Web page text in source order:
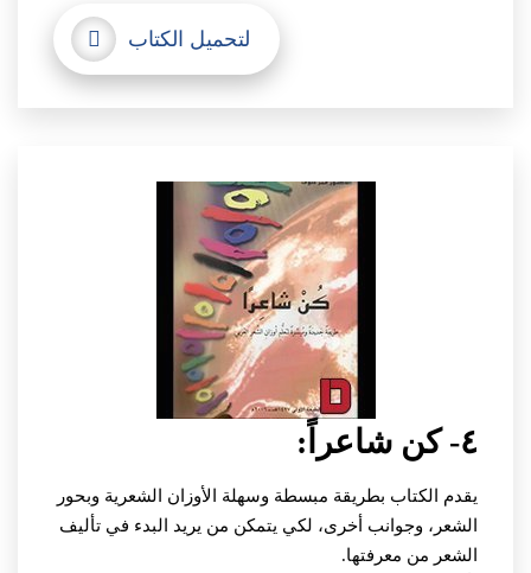
لتحميل الكتاب
٤- كن شاعراً:
يقدم الكتاب بطريقة مبسطة وسهلة الأوزان الشعرية وبحور
الشعر، وجوانب أخرى، لكي يتمكن من يريد البدء في تأليف
الشعر من معرفتها.